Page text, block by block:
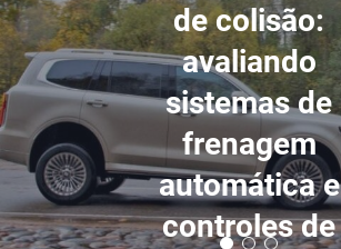
de colisão:
avaliando
sistemas de
frenagem
automática e
controles de